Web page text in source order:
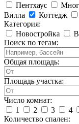
Пентхаус
Вилла
Коттедж
Категория:
Новостройка
Поиск по тегам:
Общая площадь:
Площадь участка:
Число комнат:
1
2 3 4
Количество спален: